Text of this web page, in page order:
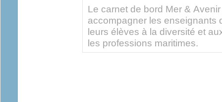
Le carnet de bord Mer &
accompagner les enseignants
leurs élèves à la diversité et
les professions maritimes.